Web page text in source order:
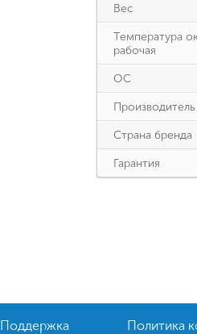
Вес
Температура
рабочая
ОС
Производитель
Страна бренда
Гарантия
Поддержка Политика